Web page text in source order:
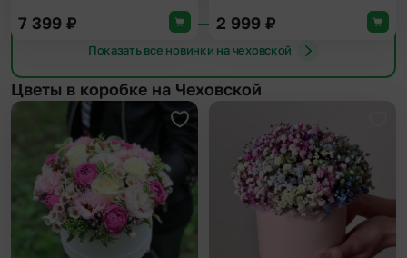
7 399 ₽ 2 999 ₽
Показать все новинки на чеховской
Цветы в коробке на Чеховской
Добавить в избранное